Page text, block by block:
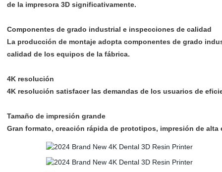
de la impresora 3D significativamente.
Componentes de grado industrial e inspecciones de calidad
La producción de montaje adopta componentes de grado
calidad de los equipos de la fábrica.
4K resolución
4K resolución satisfacer las demandas de los usuarios de
Tamaño de impresión grande
Gran formato, creación rápida de prototipos, impresión de alta